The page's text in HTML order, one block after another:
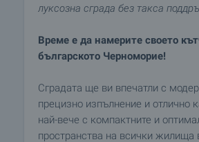
луксозна сграда без такса
Време е да намерите своето
българското Черноморие!
Сградата ще ви впечатли с
прецизно изпълнение и отлично
най-вече с компактните и
пространства на всички жилища